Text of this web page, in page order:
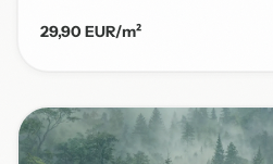
29,90 EUR/m²